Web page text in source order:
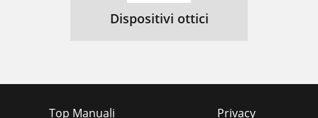
Dispositivi ottici
Top Manuali
Privacy